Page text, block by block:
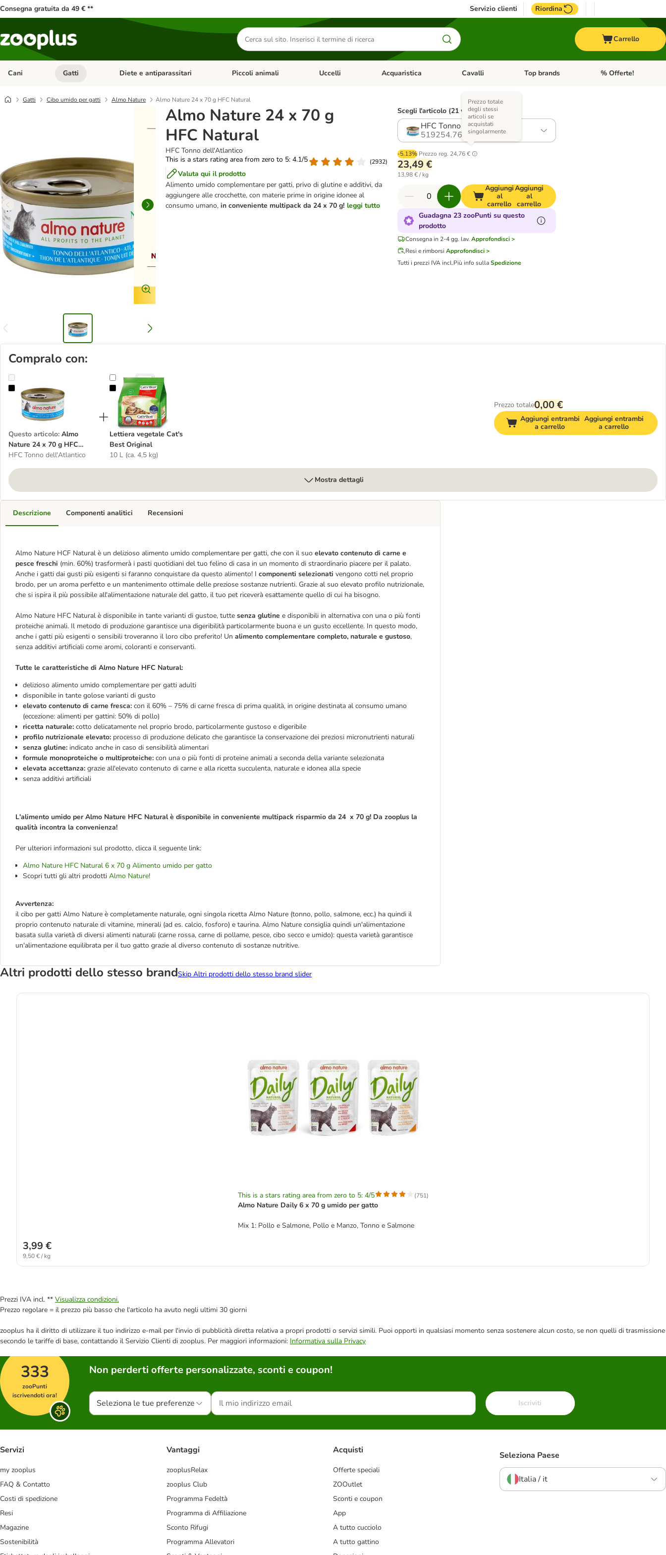
Consegna gratuita da 49 € ** Servizio clienti Riordina
Cerca
prodotti
Carrello
Cani Apri Menu Categoria: Cani
Gatti Apri Menu Categoria: Gatti
Diete e antiparassitari Apri Menu Categoria: Diete e antiparassitari
Piccoli animali Apri Menu Categoria: Piccoli animali
Uccelli Apri Menu Categoria: Uccelli
Acquaristica Apri Menu Categoria: Acquaristica
Cavalli Apri Menu Categoria: Cavalli
Top brands Apri Menu Categoria:
% Offerte!
Gatti Cibo umido per gatti Almo Nature Almo Nature 24 x 70 g HFC Natural
Almo Nature 24 x 70 g
HFC Natural
HFC Tonno dell'Atlantico
This is a stars rating area from zero to 5: 4.1/5
(2932)
Valuta qui il prodotto
Alimento umido complementare per gatti, privo di glutine e additivi, da
aggiungere alle crocchette, con materie prime in origine idonee al
consumo umano, in conveniente multipack da 24 x 70 g! leggi tutto
Scegli l'articolo (21 varianti)
HFC Tonno dell'Atlantico
519254.76
-5.13% Prezzo reg. 24,76 €
Prezzo totale
degli stessi
articoli se
acquistati
singolarmente
23,49 €
13,98 € / kg
Aggiungi
al
carrello
Aggiungi
al
carrello
Guadagna 23 zooPunti su questo
prodotto
Consegna in 2-4 gg. lav. Approfondisci >
Resi e rimborsi Approfondisci >
Tutti i prezzi IVA incl.Più info sullaSpedizione
Compralo con:
Almo Nature 24 x 70 g HFC Natural
Questo articolo: Almo
Nature 24 x 70 g HFC
Natural
HFC Tonno dell'Atlantico
Lettiera vegetale Cat's Best Original
Lettiera vegetale Cat's
Best Original
10 L (ca. 4,5 kg)
Prezzo totale0,00 €
Aggiungi entrambi
a carrello
Aggiungi entrambi
a carrello
Mostra dettagli
Descrizione
Almo Nature HCF Natural è un delizioso alimento umido complementare per gatti, che con il suo elevato contenuto di carne e
pesce freschi (min. 60%) trasformerà i pasti quotidiani del tuo felino di casa in un momento di straordinario piacere per il palato.
Anche i gatti dai gusti più esigenti si faranno conquistare da questo alimento! I componenti selezionati vengono cotti nel proprio
brodo, per un aroma perfetto e un mantenimento ottimale delle preziose sostanze nutrienti. Grazie al suo elevato profilo nutrizionale,
che si ispira il più possibile all'alimentazione naturale del gatto, il tuo pet riceverà esattamente quello di cui ha bisogno.
Almo Nature HFC Natural è disponibile in tante varianti di gustoe, tutte senza glutine e disponibili in alternativa con una o più fonti
proteiche animali. Il metodo di produzione garantisce una digeribilità particolarmente buona e un gusto eccellente. In questo modo,
anche i gatti più esigenti o sensibili troveranno il loro cibo preferito! Un alimento complementare completo, naturale e gustoso,
senza additivi artificiali come aromi, coloranti e conservanti.
Tutte le caratteristiche di Almo Nature HFC Natural:
delizioso alimento umido complementare per gatti adulti
disponibile in tante golose varianti di gusto
elevato contenuto di carne fresca: con il 60% – 75% di carne fresca di prima qualità, in origine destinata al consumo umano
(eccezione: alimenti per gattini: 50% di pollo)
ricetta naturale: cotto delicatamente nel proprio brodo, particolarmente gustoso e digeribile
profilo nutrizionale elevato: processo di produzione delicato che garantisce la conservazione dei preziosi micronutrienti naturali
senza glutine: indicato anche in caso di sensibilità alimentari
formule monoproteiche o multiproteiche: con una o più fonti di proteine animali a seconda della variante selezionata
elevata accettanza: grazie all'elevato contenuto di carne e alla ricetta succulenta, naturale e idonea alla specie
senza additivi artificiali
L'alimento umido per Almo Nature HFC Natural è disponibile in conveniente multipack risparmio da 24 x 70 g! Da zooplus la
qualità incontra la convenienza!
Per ulteriori informazioni sul prodotto, clicca il seguente link:
Almo Nature HFC Natural 6 x 70 g Alimento umido per gatto
Scopri tutti gli altri prodotti Almo Nature!
Avvertenza:
il cibo per gatti Almo Nature è completamente naturale, ogni singola ricetta Almo Nature (tonno, pollo, salmone, ecc.) ha quindi il
proprio contenuto naturale di vitamine, minerali (ad es. calcio, fosforo) e taurina. Almo Nature consiglia quindi un'alimentazione
basata sulla varietà di diversi alimenti naturali (carne rossa, carne di pollame, pesce, cibo secco e umido): questa varietà garantisce
un'alimentazione equilibrata per il tuo gatto grazie al diverso contenuto di sostanze nutritive.
Componenti analitici Recensioni
Altri prodotti dello stesso brandSkip Altri prodotti dello stesso brand slider
This is a stars rating area from zero to 5: 4/5 (751)
Almo Nature Daily 6 x 70 g umido per gatto
Mix 1: Pollo e Salmone, Pollo e Manzo, Tonno e Salmone
3,99 €
9,50 € / kg
Prezzi IVA incl. ** Visualizza condizioni.
Prezzo regolare = il prezzo più basso che l'articolo ha avuto negli ultimi 30 giorni
zooplus ha il diritto di utilizzare il tuo indirizzo e-mail per l'invio di pubblicità diretta relativa a propri prodotti o servizi simili. Puoi opporti in qualsiasi momento senza sostenere alcun costo, se non quelli di trasmissione
secondo le tariffe di base, contattando il Servizio Clienti di zooplus. Per maggiori informazioni: Informativa sulla Privacy
333
zooPunti
iscrivendoti ora!
Non perderti offerte personalizzate, sconti e coupon!
Seleziona le tue preferenze Iscriviti
Servizi
my zooplus
FAQ & Contatto
Costi di spedizione
Resi
Magazine
Sostenibilità
Vantaggi
zooplusRelax
zooplus Club
Programma Fedeltà
Programma di Affiliazione
Sconto Rifugi
Programma Allevatori
Acquisti
Offerte speciali
ZOOutlet
Sconti e coupon
App
A tutto cucciolo
A tutto gattino
Seleziona Paese
Italia / it